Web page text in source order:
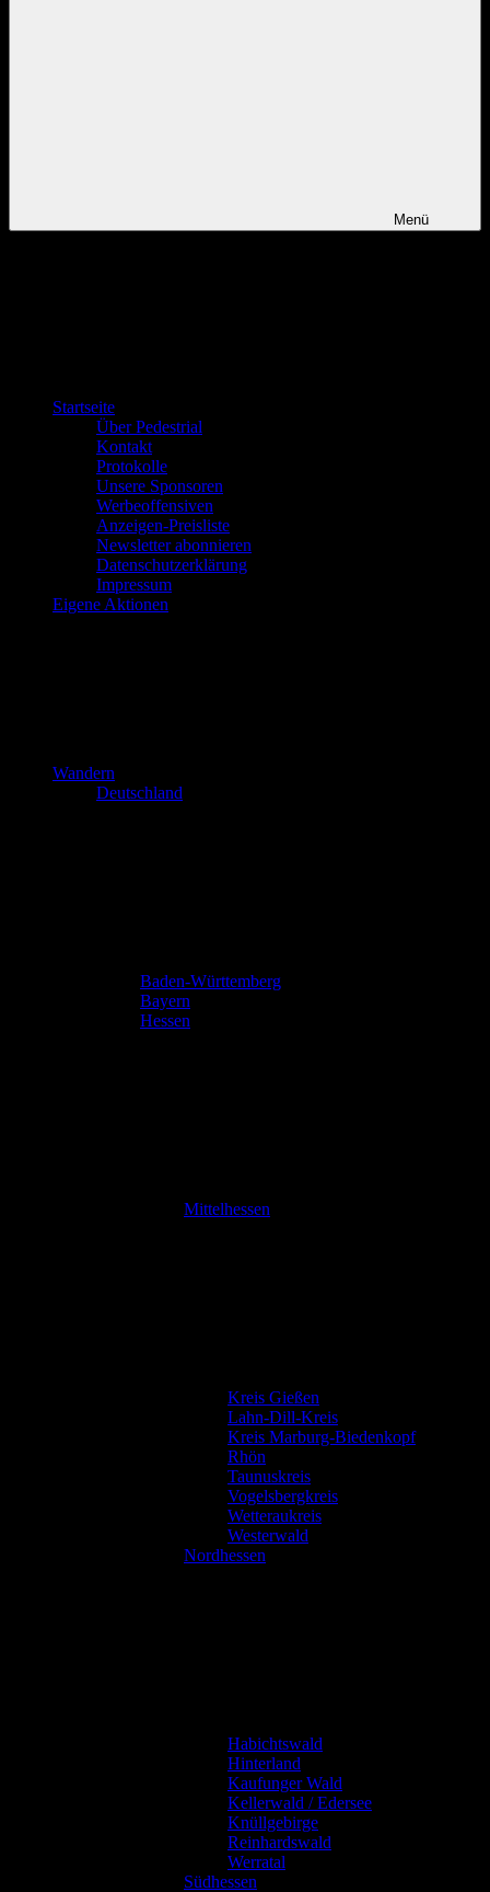
Menü
Startseite
Über Pedestrial
Kontakt
Protokolle
Unsere Sponsoren
Werbeoffensiven
Anzeigen-Preisliste
Newsletter abonnieren
Datenschutzerklärung
Impressum
Eigene Aktionen
Wandern
Deutschland
Baden-Württemberg
Bayern
Hessen
Mittelhessen
Kreis Gießen
Lahn-Dill-Kreis
Kreis Marburg-Biedenkopf
Rhön
Taunuskreis
Vogelsbergkreis
Wetteraukreis
Westerwald
Nordhessen
Habichtswald
Hinterland
Kaufunger Wald
Kellerwald / Edersee
Knüllgebirge
Reinhardswald
Werratal
Südhessen